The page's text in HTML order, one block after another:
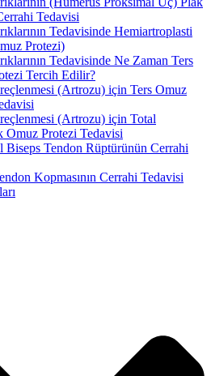
Tedavisi
Tedavisinde Hemiartroplasti
Protezi)
Tedavisinde Ne Zaman Ters
Tercih Edilir?
(Artrozu) için Ters Omuz
(Artrozu) için Total
Omuz Protezi Tedavisi
Biseps Tendon Rüptürünün Cerrahi
Kopmasının Cerrahi Tedavisi